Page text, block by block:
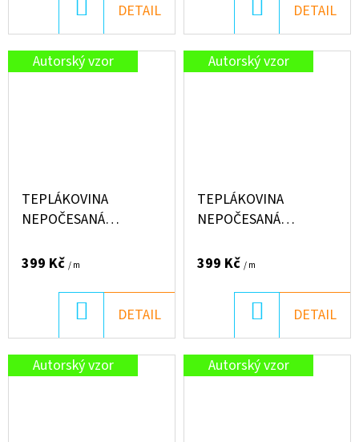
KOŠÍKU
DETAIL
KOŠÍKU
DETAIL
Autorský vzor
TEPLÁKOVINA
NEPOČESANÁ
GRUMPY
399 Kč / m
KOŠÍKU
DETAIL
Autorský vzor
TEPLÁKOVINA
NEPOČESANÁ
LOUKA
399 Kč / m
KOŠÍKU
DETAIL
Autorský vzor Autorský vzor